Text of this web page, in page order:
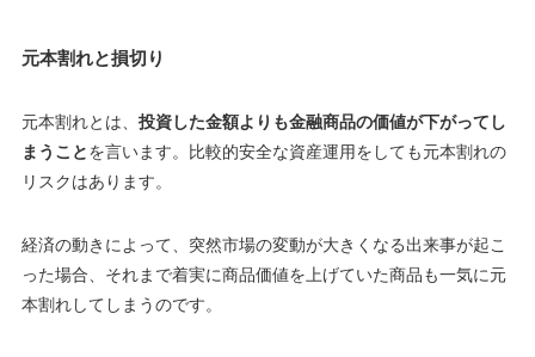
元本割れと損切り
元本割れとは、 投資した金額よりも金融商品の価値が下がってし
まうことを言います。比較的安全な資産運用をしても元本割れの
リスクはあります。
経済の動きによって、突然市場の変動が大きくなる出来事が起こ
った場合、それまで着実に商品価値を上げていた商品も一気に元
本割れしてしまうのです。